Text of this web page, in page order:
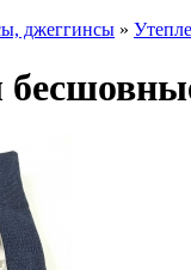
джеггинсы »